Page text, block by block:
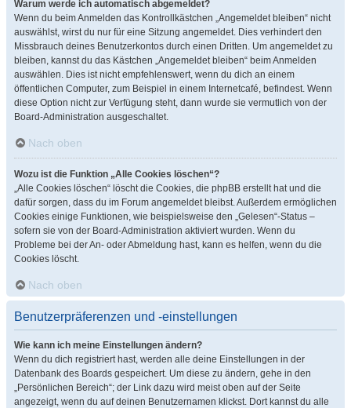
Warum werde ich automatisch abgemeldet?
Wenn du beim Anmelden das Kontrollkästchen „Angemeldet bleiben“ nicht
auswählst, wirst du nur für eine Sitzung angemeldet. Dies verhindert den
Missbrauch deines Benutzerkontos durch einen Dritten. Um angemeldet zu
bleiben, kannst du das Kästchen „Angemeldet bleiben“ beim Anmelden
auswählen. Dies ist nicht empfehlenswert, wenn du dich an einem
öffentlichen Computer, zum Beispiel in einem Internetcafé, befindest. Wenn
diese Option nicht zur Verfügung steht, dann wurde sie vermutlich von der
Board-Administration ausgeschaltet.
Nach oben
Wozu ist die Funktion „Alle Cookies löschen“?
„Alle Cookies löschen“ löscht die Cookies, die phpBB erstellt hat und die
dafür sorgen, dass du im Forum angemeldet bleibst. Außerdem ermöglichen
Cookies einige Funktionen, wie beispielsweise den „Gelesen“-Status –
sofern sie von der Board-Administration aktiviert wurden. Wenn du
Probleme bei der An- oder Abmeldung hast, kann es helfen, wenn du die
Cookies löscht.
Nach oben
Benutzerpräferenzen und -einstellungen
Wie kann ich meine Einstellungen ändern?
Wenn du dich registriert hast, werden alle deine Einstellungen in der
Datenbank des Boards gespeichert. Um diese zu ändern, gehe in den
„Persönlichen Bereich“; der Link dazu wird meist oben auf der Seite
angezeigt, wenn du auf deinen Benutzernamen klickst. Dort kannst du alle